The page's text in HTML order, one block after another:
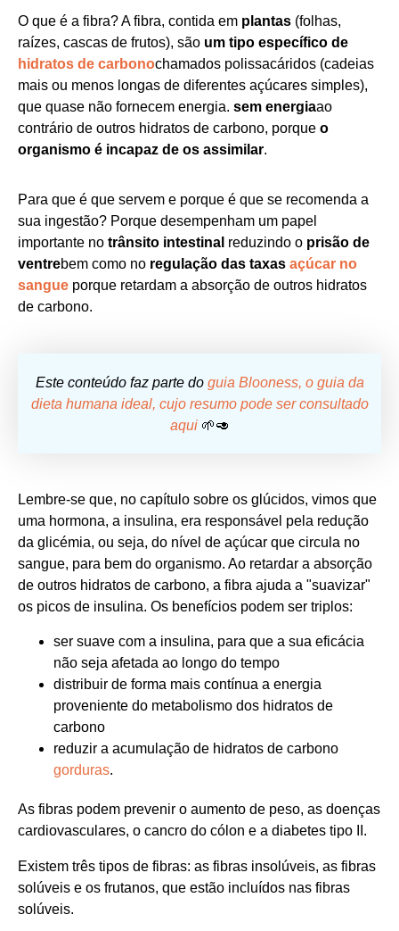
O que é a fibra? A fibra, contida em plantas (folhas,
raízes, cascas de frutos), são um tipo específico de
hidratos de carbonochamados polissacáridos (cadeias
mais ou menos longas de diferentes açúcares simples),
que quase não fornecem energia. sem energiaao
contrário de outros hidratos de carbono, porque o
organismo é incapaz de os assimilar.
Para que é que servem e porque é que se recomenda a
sua ingestão? Porque desempenham um papel
importante no trânsito intestinal reduzindo o prisão de
ventrebem como no regulação das taxas açúcar no
sangue porque retardam a absorção de outros hidratos
de carbono.
Este conteúdo faz parte do guia Blooness, o guia da
dieta humana ideal, cujo resumo pode ser consultado
aqui 🌱🥑
Lembre-se que, no capítulo sobre os glúcidos, vimos que
uma hormona, a insulina, era responsável pela redução
da glicémia, ou seja, do nível de açúcar que circula no
sangue, para bem do organismo. Ao retardar a absorção
de outros hidratos de carbono, a fibra ajuda a "suavizar"
os picos de insulina. Os benefícios podem ser triplos:
ser suave com a insulina, para que a sua eficácia
não seja afetada ao longo do tempo
distribuir de forma mais contínua a energia
proveniente do metabolismo dos hidratos de
carbono
reduzir a acumulação de hidratos de carbono
gorduras.
As fibras podem prevenir o aumento de peso, as doenças
cardiovasculares, o cancro do cólon e a diabetes tipo II.
Existem três tipos de fibras: as fibras insolúveis, as fibras
solúveis e os frutanos, que estão incluídos nas fibras
solúveis.